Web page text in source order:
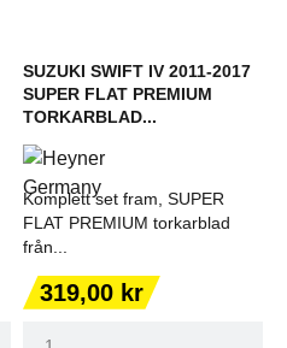
SUZUKI SWIFT IV 2011-2017
SUPER FLAT PREMIUM
TORKARBLAD...
Komplett set fram, SUPER
FLAT PREMIUM torkarblad
från...
Pris
319,00 kr